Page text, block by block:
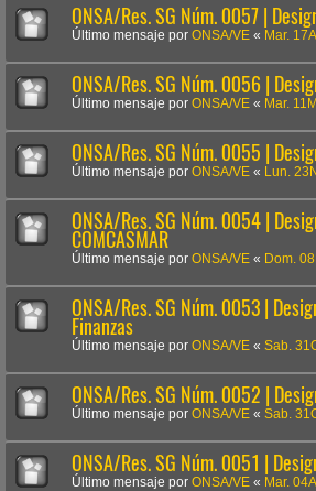
ONSA/Res. SG Núm. 0057 |
Último mensaje por ONSA/VE « Mar.
ONSA/Res. SG Núm. 0056 |
Último mensaje por ONSA/VE « Mar.
ONSA/Res. SG Núm. 0055 |
Último mensaje por ONSA/VE « Lun.
ONSA/Res. SG Núm. 0054 |
COMCASMAR
Último mensaje por ONSA/VE « Dom.
ONSA/Res. SG Núm. 0053 |
Finanzas
Último mensaje por ONSA/VE « Sab.
ONSA/Res. SG Núm. 0052 |
Último mensaje por ONSA/VE « Sab.
ONSA/Res. SG Núm. 0051 |
Último mensaje por ONSA/VE « Mar.